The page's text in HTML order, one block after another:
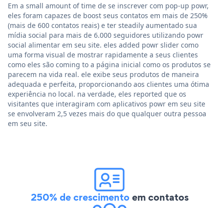
Em a small amount of time de se inscrever com pop-up powr,
eles foram capazes de boost seus contatos em mais de 250%
(mais de 600 contatos reais) e ter steadily aumentado sua
mídia social para mais de 6.000 seguidores utilizando powr
social alimentar em seu site. eles added powr slider como
uma forma visual de mostrar rapidamente a seus clientes
como eles são coming to a página inicial como os produtos se
parecem na vida real. ele exibe seus produtos de maneira
adequada e perfeita, proporcionando aos clientes uma ótima
experiência no local. na verdade, eles reported que os
visitantes que interagiram com aplicativos powr em seu site
se envolveram 2,5 vezes mais do que qualquer outra pessoa
em seu site.
250% de crescimentoem contatos